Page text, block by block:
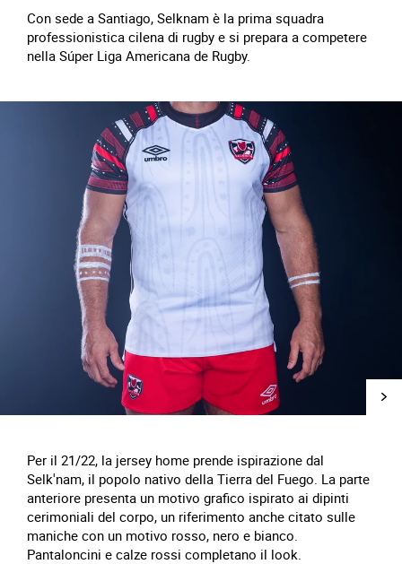
Con sede a Santiago, Selknam è la prima squadra
professionistica cilena di rugby e si prepara a competere
nella Súper Liga Americana de Rugby.
Per il 21/22, la jersey home prende ispirazione dal
Selk'nam, il popolo nativo della Tierra del Fuego. La parte
anteriore presenta un motivo grafico ispirato ai dipinti
cerimoniali del corpo, un riferimento anche citato sulle
maniche con un motivo rosso, nero e bianco.
Pantaloncini e calze rossi completano il look.